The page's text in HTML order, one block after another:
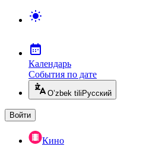
Календарь
События по дате
O’zbek tili Русский
Войти
Кино